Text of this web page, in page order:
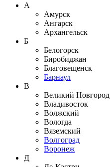
А
Амурск
Ангарск
Архангельск
Б
Белогорск
Биробиджан
Благовещенск
Барнаул
В
Великий Новгород
Владивосток
Волжский
Вологда
Вяземский
Волгоград
Воронеж
Д